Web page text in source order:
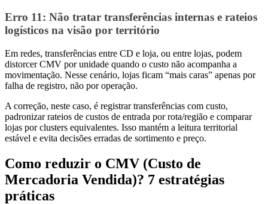
Erro 11: Não tratar transferências internas e rateios
logísticos na visão por território
Em redes, transferências entre CD e loja, ou entre lojas, podem
distorcer CMV por unidade quando o custo não acompanha a
movimentação. Nesse cenário, lojas ficam “mais caras” apenas por
falha de registro, não por operação.
A correção, neste caso, é registrar transferências com custo,
padronizar rateios de custos de entrada por rota/região e comparar
lojas por clusters equivalentes. Isso mantém a leitura territorial
estável e evita decisões erradas de sortimento e preço.
Como reduzir o CMV (Custo de
Mercadoria Vendida)? 7 estratégias
práticas